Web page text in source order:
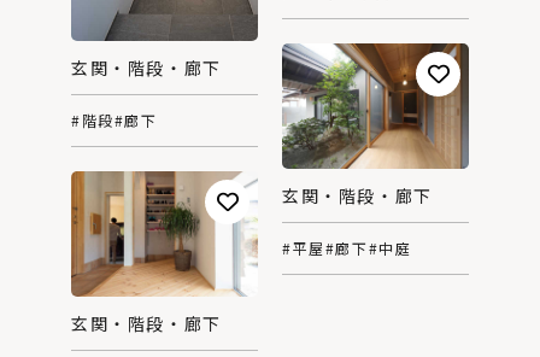
玄関・階段・廊下
#階段#廊下
玄関・階段・廊下
#平屋#廊下#中庭
玄関・階段・廊下